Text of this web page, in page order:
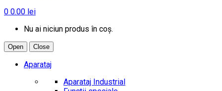
0 0.00 lei
Nu ai niciun produs în coș.
Open Close
Aparataj
Aparataj Industrial